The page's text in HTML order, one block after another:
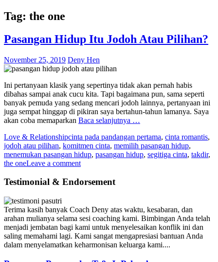
Tag: the one
Pasangan Hidup Itu Jodoh Atau Pilihan?
November 25, 2019 Deny Hen
Ini pertanyaan klasik yang sepertinya tidak akan pernah habis
dibahas sampai anak cucu kita. Tapi bagaimana pun, sama seperti
banyak pemuda yang sedang mencari jodoh lainnya, pertanyaan ini
juga sempat hinggap di pikiran saya bertahun-tahun lamanya. Saya
akan coba memaparkan Baca selanjutnya …
Love & Relationshipcinta pada pandangan pertama, cinta romantis,
jodoh atau pilihan, komitmen cinta, memilih pasangan hidup,
menemukan pasangan hidup, pasangan hidup, segitiga cinta, takdir,
the oneLeave a comment
Testimonial & Endorsement
Terima kasih banyak Coach Deny atas waktu, kesabaran, dan
arahan mulianya selama sesi coaching kami. Bimbingan Anda telah
menjadi jembatan bagi kami untuk menyelesaikan konflik ini dan
saling memahami lagi. Kami sangat mengapresiasi bantuan Anda
dalam menyelamatkan keharmonisan keluarga kami....